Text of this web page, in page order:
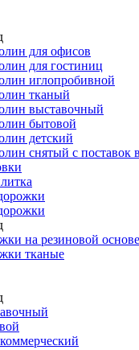
для офисов
для гостиниц
иглопробивной
тканый
выставочный
бытовой
детский
снятый с поставок
на резиновой основе
тканые